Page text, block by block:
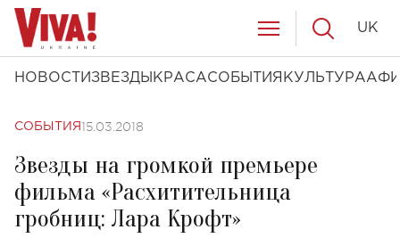
НОВОСТИ ЗВЕЗДЫ КРАСАСОБЫТИЯ КУЛЬТУРА
UK
СОБЫТИЯ 15.03.2018
Звезды на громкой премьере
фильма «Расхитительница
гробниц: Лара Крофт»